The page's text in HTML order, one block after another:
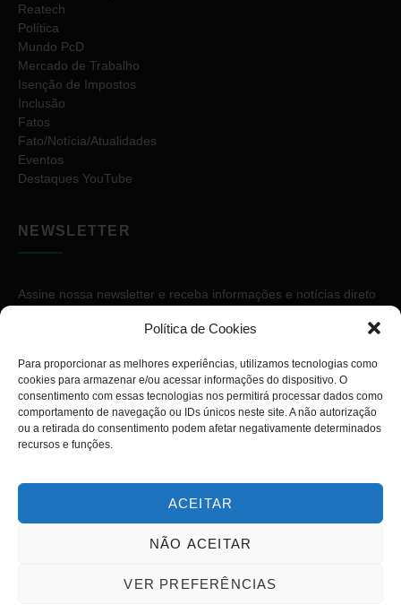
Política de Cookies
Para proporcionar as melhores experiências, utilizamos tecnologias como
cookies para armazenar e/ou acessar informações do dispositivo. O
consentimento com essas tecnologias nos permitirá processar dados como
comportamento de navegação ou IDs únicos neste site. A não autorização
ou a retirada do consentimento podem afetar negativamente determinados
recursos e funções.
ACEITAR
NÃO ACEITAR
VER PREFERÊNCIAS
Reatech
Política
Mundo PcD
Mercado de Trabalho
Isenção de Impostos
Inclusão
Fatos
Fato/Notícia/Atualidades
Eventos
Destaques YouTube
NEWSLETTER
Assine nossa newsletter e receba informações e notícias direto
Copyright © 2026. Diário PcD. Todos os direitos reservados.